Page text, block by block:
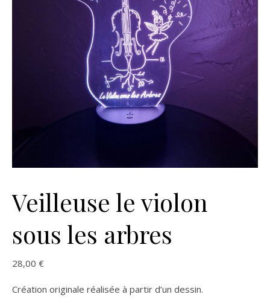
Veilleuse le violon
sous les arbres
28,00 €
Création originale réalisée à partir d’un dessin.